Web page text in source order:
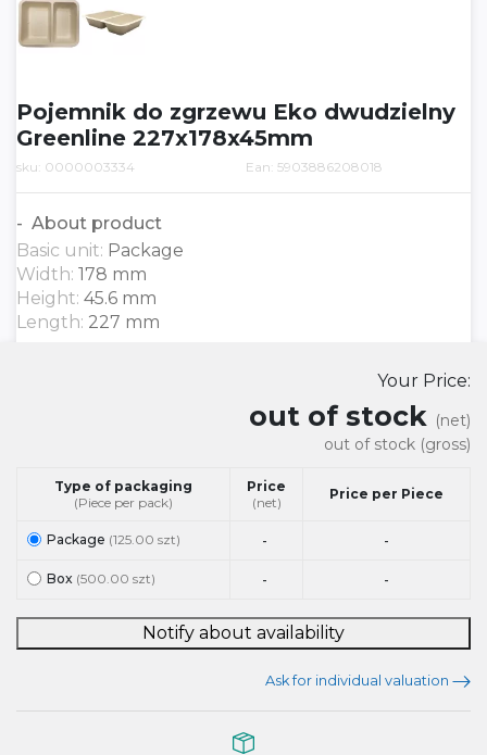
Pojemnik do zgrzewu Eko dwudzielny
Greenline 227x178x45mm
sku: 0000003334 Ean: 5903886208018
About product
Basic unit: Package
Width: 178 mm
Height: 45.6 mm
Length: 227 mm
Your Price:
out of stock (net)
out of stock (gross)
Type of packaging
(Piece per pack)
Price
(net)
Price per Piece
Package (125.00 szt) - -
Box (500.00 szt) - -
Notify about availability
Ask for individual valuation